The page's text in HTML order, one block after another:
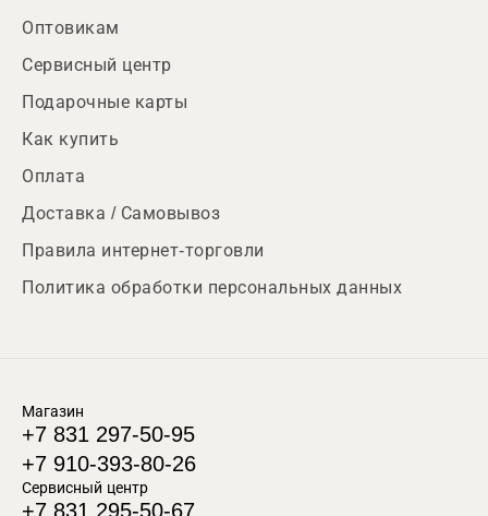
Оптовикам
Сервисный центр
Подарочные карты
Как купить
Оплата
Доставка / Самовывоз
Правила интернет-торговли
Политика обработки персональных данных
Магазин
+7 831 297-50-95
+7 910-393-80-26
Сервисный центр
+7 831 295-50-67